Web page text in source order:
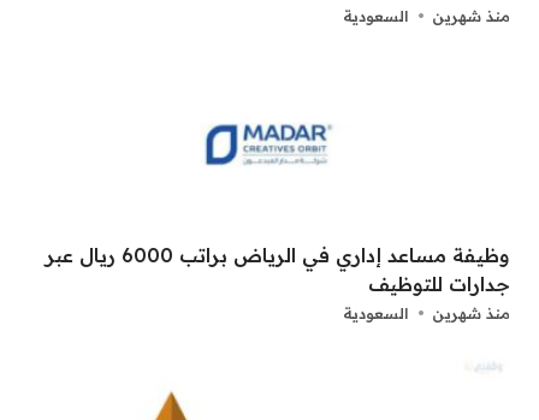
منذ شهرين السعودية
وظيفة مساعد إداري في الرياض براتب 6000 ريال عبر
جدارات للتوظيف
منذ شهرين السعودية